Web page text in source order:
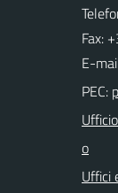
Fax:
E-
PEC:
o
Uffici